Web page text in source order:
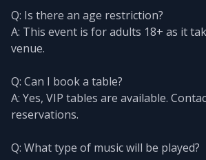
Q: Is there an age restriction?
A: This event is for adults 18+ as it
venue.
Q: Can I book a table?
A: Yes, VIP tables are available.
reservations.
Q: What type of music will be played?